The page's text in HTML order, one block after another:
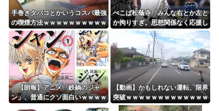
Powered by livedoor 相互RSS
手巻きタバコとかいうコスパ最強
の喫煙方法ｗｗｗｗｗｗｗｗｗｗ
ｗｗｗ
ぺこぱ松蔭寺「みんな右とか左と
か拘りすぎ。思想関係なく応援し
ようよ」
【朗報】アニメ「鉄鍋のジャ
ン」、普通にクソ面白いｗｗｗｗ
【動画】かもしれない運転、限界
突破ｗｗｗｗｗｗｗｗｗｗｗｗｗ
ｗｗｗｗ